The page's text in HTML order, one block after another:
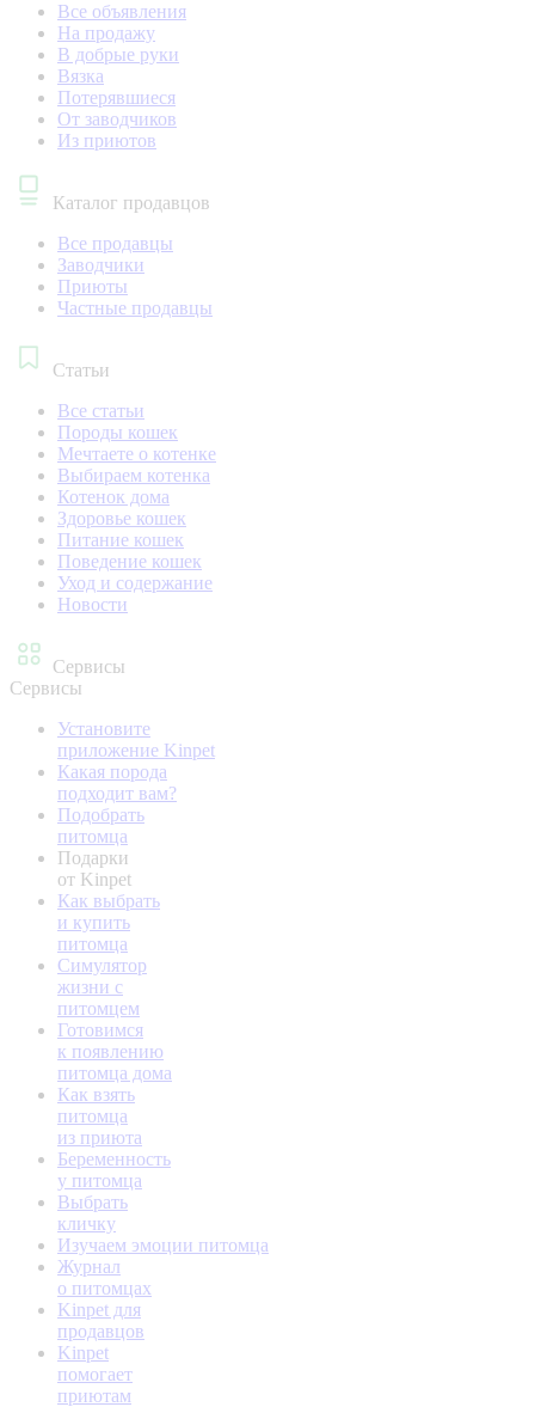
Все объявления
На продажу
В добрые руки
Вязка
Потерявшиеся
От заводчиков
Из приютов
Каталог продавцов
Все продавцы
Заводчики
Приюты
Частные продавцы
Статьи
Все статьи
Породы кошек
Мечтаете о котенке
Выбираем котенка
Котенок дома
Здоровье кошек
Питание кошек
Поведение кошек
Уход и содержание
Новости
Сервисы
Сервисы
Установите
приложение Kinpet
Какая порода
подходит вам?
Подобрать
питомца
Подарки
от Kinpet
Как выбрать
и купить
питомца
Симулятор
жизни с
питомцем
Готовимся
к появлению
питомца дома
Как взять
питомца
из приюта
Беременность
у питомца
Выбрать
кличку
Изучаем эмоции питомца
Журнал
о питомцах
Kinpet для
продавцов
Kinpet
помогает
приютам